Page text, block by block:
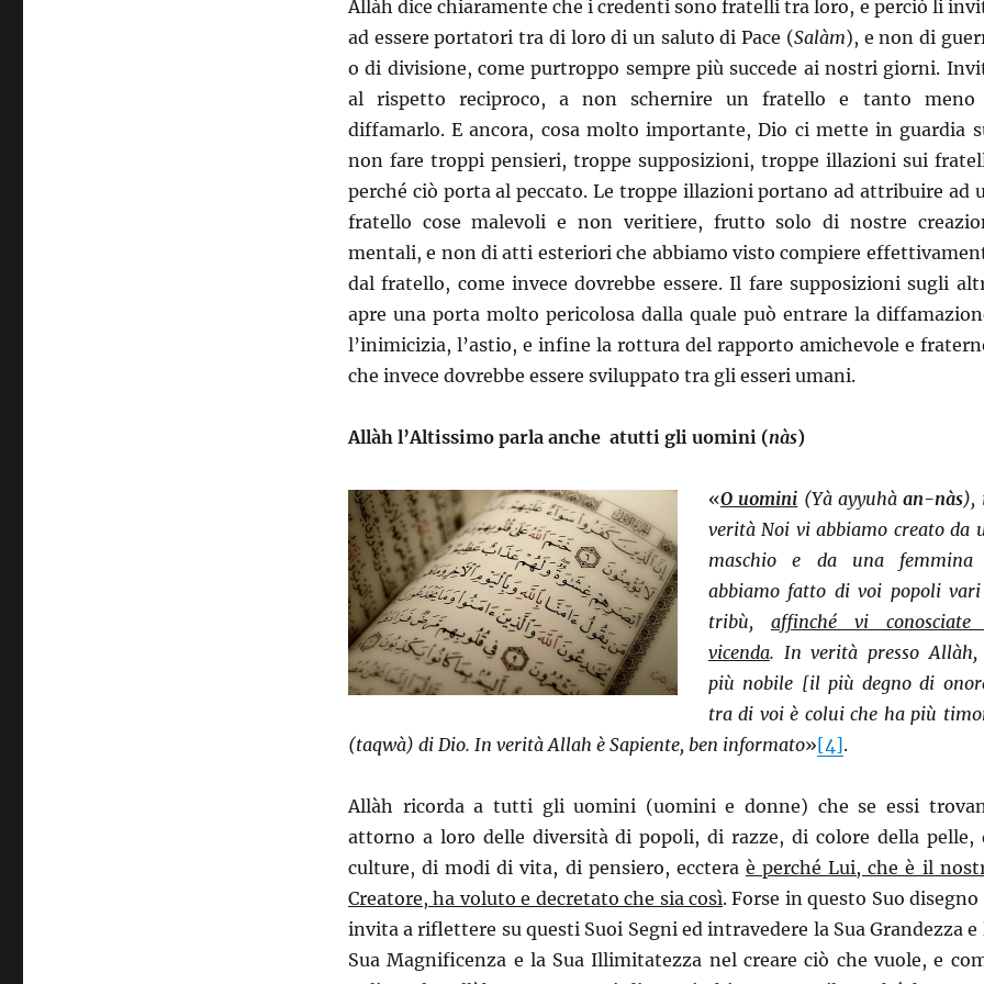
Allàh dice chiaramente che i credenti sono fratelli tra loro, e perciò li
ad essere portatori tra di loro di un saluto di Pace (Salàm), e non di
o di divisione, come purtroppo sempre più succede ai nostri giorni.
al rispetto reciproco, a non schernire un fratello e tanto meno
diffamarlo. E ancora, cosa molto importante, Dio ci mette in guardia
non fare troppi pensieri, troppe supposizioni, troppe illazioni sui
perché ciò porta al peccato. Le troppe illazioni portano ad attribuire ad
fratello cose malevoli e non veritiere, frutto solo di nostre
mentali, e non di atti esteriori che abbiamo visto compiere
dal fratello, come invece dovrebbe essere. Il fare supposizioni sugli
apre una porta molto pericolosa dalla quale può entrare la
l’inimicizia, l’astio, e infine la rottura del rapporto amichevole e
che invece dovrebbe essere sviluppato tra gli esseri umani.
Allàh l’Altissimo parla anche atutti gli uomini (nàs)
«O uomini (Yà ayyuhàan-nàs),
verità Noi vi abbiamo creato da
maschio e da una femmina
abbiamo fatto di voi popoli
tribù, affinché vi conosciate
vicenda. In verità presso
più nobile [il più degno di
tra di voi è colui che ha più
(taqwà) di Dio. In verità Allah è Sapiente, ben informato»[4].
Allàh ricorda a tutti gli uomini (uomini e donne) che se essi
attorno a loro delle diversità di popoli, di razze, di colore della pelle,
culture, di modi di vita, di pensiero, ecctera è perché Lui, che è il
Creatore, ha voluto e decretato che sia così. Forse in questo Suo disegno
invita a riflettere su questi Suoi Segni ed intravedere la Sua Grandezza e
Sua Magnificenza e la Sua Illimitatezza nel creare ciò che vuole, e